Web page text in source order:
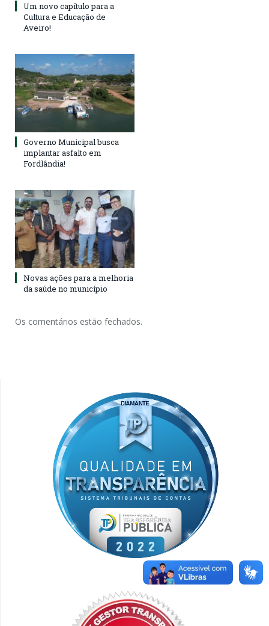
Um novo capítulo para a
Cultura e Educação de
Aveiro!
Governo Municipal busca
implantar asfalto em
Fordlândia!
Novas ações para a melhoria
da saúde no município
Os comentários estão fechados.